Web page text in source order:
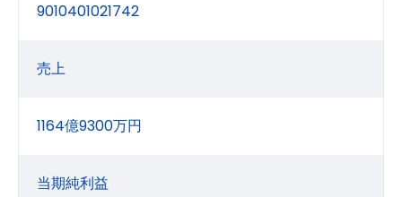
9010401021742
売上
1164億9300万円
当期純利益